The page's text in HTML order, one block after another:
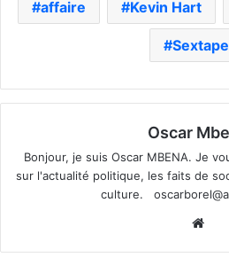
affaire Kevin Hart
Sextape
Oscar
Bonjour, je suis Oscar MBENA. Je
sur l'actualité politique, les faits de
culture.